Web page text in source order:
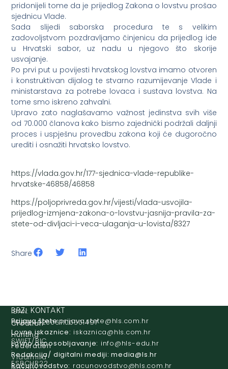
pridonijeli tome da je prijedlog Zakona o lovstvu prošao
sjednicu Vlade.
Sada slijedi saborska procedura te s velikim
zadovoljstvom pozdravljamo činjenicu da prijedlog ide
u Hrvatski sabor, uz nadu u njegovo što skorije
usvajanje.
Po prvi put u povijesti hrvatskog lovstva imamo otvoren
i konstruktivan dijalog te stvarno razumijevanje Vlade i
ministarstava za potrebe lovaca i sustava lovstva. Na
tome smo iskreno zahvalni.
Upravo zato naglašavamo važnost jedinstva svih više
od 70.000 članova kako bismo zajednički podržali daljnji
proces i uspješnu provedbu zakona koji će dugoročno
urediti i osnažiti hrvatsko lovstvo.
https://vlada.gov.hr/177-sjednica-vlade-republike-
hrvatske-46858/46858
https://poljoprivreda.gov.hr/vijesti/vlada-usvojila-
prijedlog-izmjena-zakona-o-lovstvu-jasnija-pravila-za-
stete-od-divljaci-i-veca-ulaganja-u-lovista/8327
Share
Croatian
Hunting
Federation
Vladimira
IBAN:
HR8124020061100501497
SWIFT/BIC
:
ESBCHR22
BRZI KONTAKT
Prijava štete: rh.moc.slh
@etets.avajirp
Lovne iskaznice:
rh.moc.slh
@acinzaksi
Lovno osposobljavanje:
rh.ude-slh
@ofni
Redakcija/ digitalni mediji:
rh.sl
@aidem
Računovodstvo:
rh.moc.slh
@ovtsdovonucar